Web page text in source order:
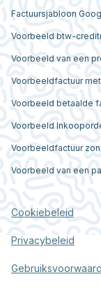
Factuursjabloon
Voorbeeld btw-
Voorbeeld van een
Voorbeeldfactuur
Voorbeeld betaalde
Voorbeeld
Voorbeeldfactuur
Voorbeeld van een
Cookiebeleid
Privacybeleid